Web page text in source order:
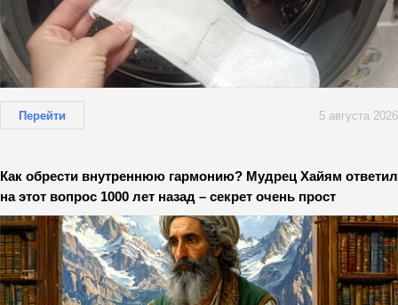
Перейти 5 августа 2026
Как обрести внутреннюю гармонию? Мудрец Хайям ответил
на этот вопрос 1000 лет назад – секрет очень прост